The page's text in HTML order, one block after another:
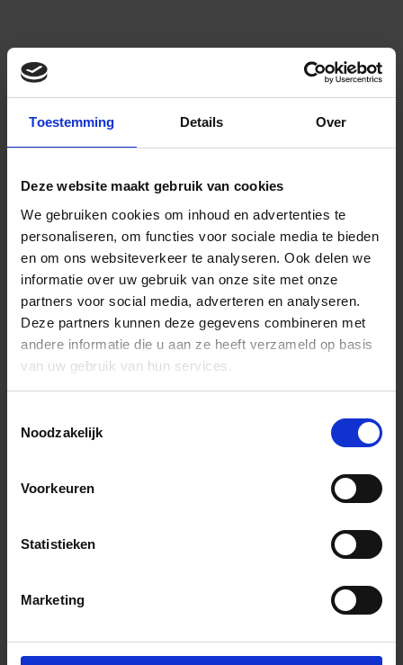
Toestemming Details Over
Deze website maakt gebruik van cookies
We gebruiken cookies om inhoud en advertenties te
personaliseren, om functies voor sociale media te bieden
en om ons websiteverkeer te analyseren. Ook delen we
informatie over uw gebruik van onze site met onze
partners voor social media, adverteren en analyseren.
Deze partners kunnen deze gegevens combineren met
andere informatie die u aan ze heeft verzameld op basis
van uw gebruik van hun services.
Noodzakelijk
Voorkeuren
Statistieken
Marketing